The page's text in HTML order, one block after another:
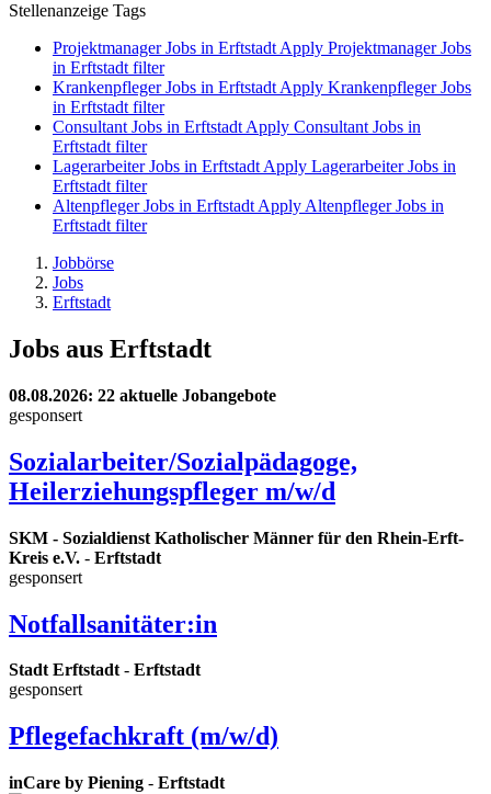
Stellenanzeige Tags
Projektmanager Jobs in Erftstadt Apply Projektmanager Jobs
in Erftstadt filter
Krankenpfleger Jobs in Erftstadt Apply Krankenpfleger Jobs
in Erftstadt filter
Consultant Jobs in Erftstadt Apply Consultant Jobs in
Erftstadt filter
Lagerarbeiter Jobs in Erftstadt Apply Lagerarbeiter Jobs in
Erftstadt filter
Altenpfleger Jobs in Erftstadt Apply Altenpfleger Jobs in
Erftstadt filter
Jobbörse
Jobs
Erftstadt
Jobs aus Erftstadt
08.08.2026: 22 aktuelle Jobangebote
gesponsert
Sozialarbeiter/Sozialpädagoge,
Heilerziehungspfleger m/w/d
SKM - Sozialdienst Katholischer Männer für den Rhein-Erft-
Kreis e.V. - Erftstadt
gesponsert
Notfallsanitäter:in
Stadt Erftstadt- Erftstadt
gesponsert
Pflegefachkraft (m/w/d)
inCare by Piening - Erftstadt